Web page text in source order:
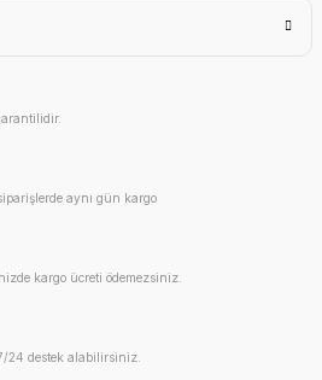
aynı gün kargo
kargo ücreti ödemezsiniz.
24 destek alabilirsiniz.